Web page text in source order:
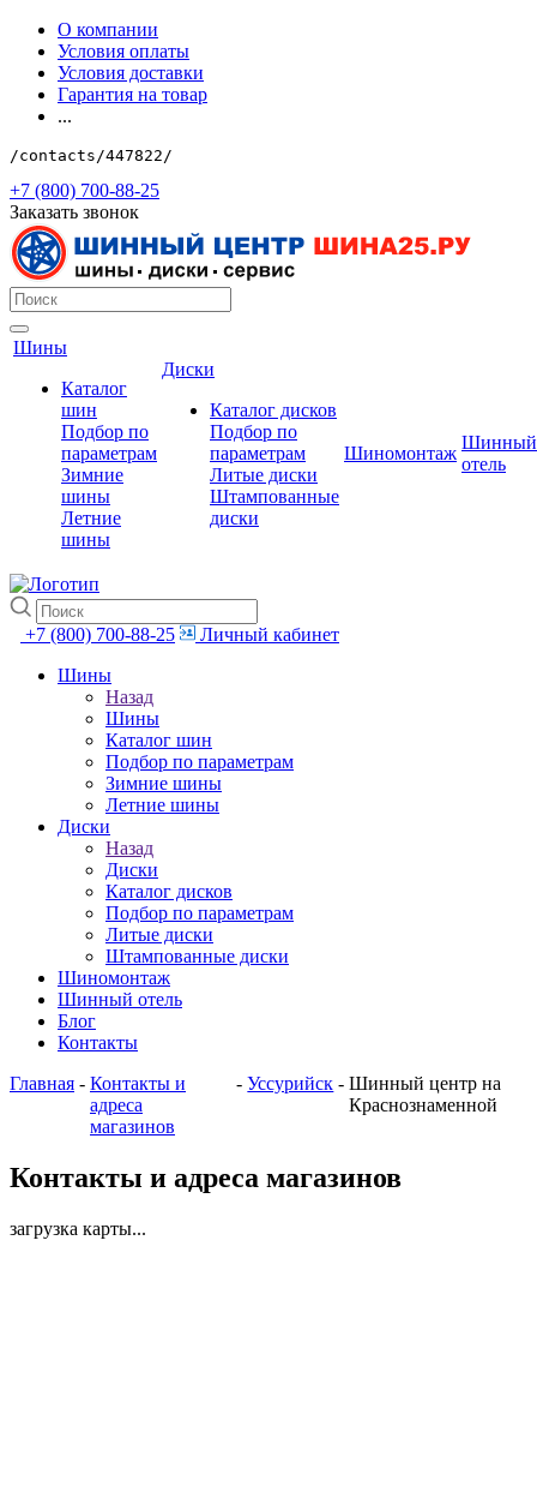
О компании
Условия оплаты
Условия доставки
Гарантия на товар
...
/contacts/447822/
+7 (800) 700-88-25
Заказать звонок
Шины
Каталог
шин
Подбор по
параметрам
Зимние
шины
Летние
шины
Диски
Каталог дисков
Подбор по
параметрам
Литые диски
Штампованные
диски
Шиномонтаж
Шинный
отель
+7 (800) 700-88-25
Личный кабинет
Шины
Назад
Шины
Каталог шин
Подбор по параметрам
Зимние шины
Летние шины
Диски
Назад
Диски
Каталог дисков
Подбор по параметрам
Литые диски
Штампованные диски
Шиномонтаж
Шинный отель
Блог
Контакты
Главная - Контакты и
адреса
магазинов
-Уссурийск -Шинный центр на
Краснознаменной
Контакты и адреса магазинов
загрузка карты...